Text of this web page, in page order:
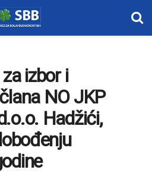
izbor i
NO JKP
Hadžići,